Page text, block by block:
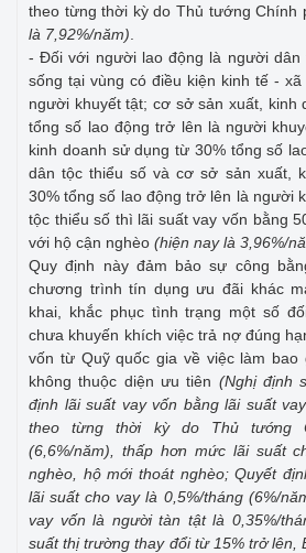
theo từng thời kỳ do Thủ tướng Chính
là 7,92%/năm)
- Đối với người lao động là người dân
sống tại vùng có điều kiện kinh tế - xã
người khuyết tật; cơ sở sản xuất, kinh
tổng số lao động trở lên là người
kinh doanh sử dụng từ 30% tổng số
dân tộc thiểu số và cơ sở sản xuất,
30% tổng số lao động trở lên là người
tộc thiểu số thì lãi suất vay vốn bằng
với hộ cận nghèo (hiện nay là 3,96%/
Quy định này đảm bảo sự công
chương trình tín dụng ưu đãi khác
khai, khắc phục tình trạng một số
chưa khuyến khích việc trả nợ đúng
vốn từ Quỹ quốc gia về việc làm bao
không thuộc diện ưu tiên (Nghị định
định lãi suất vay vốn bằng lãi suất
theo từng thời kỳ do Thủ tướng
(6,6%/năm), thấp hơn mức lãi suất
nghèo, hộ mới thoát nghèo; Quyết
lãi suất cho vay là 0,5%/tháng (6%/
vay vốn là người tàn tật là 0,35%/
suất thị trường thay đổi từ 15% trở lên,